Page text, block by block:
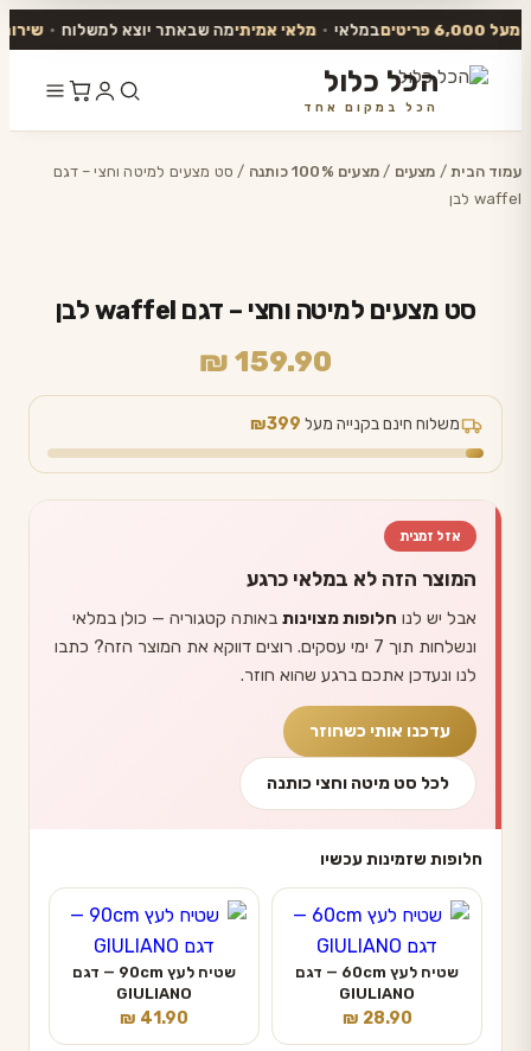
פריטים במלאי • מלאי אמיתימה שבאתר יוצא למשלוח • שירות
הכל כלול
הכל במקום אחד
לתוכן
עמוד הבית/ מצעים /מצעים 100% כותנה
/ סט מצעים למיטה וחצי – דגם
waffel לבן
סט מצעים למיטה וחצי – דגם waffel לבן
₪ 159.90
משלוח חינם בקנייה מעל ₪399
אזל זמנית
המוצר הזה לא במלאי כרגע
אבל יש לנו חלופות מצוינות באותה קטגוריה — כולן במלאי
ונשלחות תוך 7 ימי עסקים. רוצים דווקא את המוצר הזה? כתבו
לנו ונעדכן אתכם ברגע שהוא חוזר.
עדכנו אותי כשחוזר
לכל סט מיטה וחצי כותנה
חלופות שזמינות עכשיו
שטיח לעץ 60cm — דגם
GIULIANO
₪ 28.90
שטיח לעץ 90cm — דגם
GIULIANO
₪ 41.90